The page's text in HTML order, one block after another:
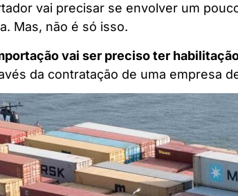
vai precisar se envolver um
Mas, não é só isso.
vai ser preciso ter
da contratação de uma empresa